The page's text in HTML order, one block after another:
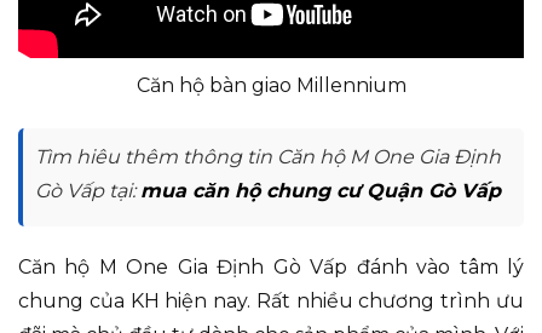
Căn hộ bàn giao Millennium
Tìm hiêu thêm thông tin Căn hộ M One Gia Định
Gò Vấp tại:mua căn hộ chung cư Quận Gò Vấp
Căn hộ M One Gia Định Gò Vấp đánh vào tâm lý
chung của KH hiện nay. Rất nhiều chương trình ưu